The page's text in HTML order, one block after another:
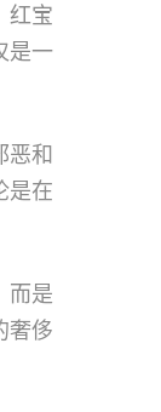
红宝
是一
恶和
是在
而是
奢侈